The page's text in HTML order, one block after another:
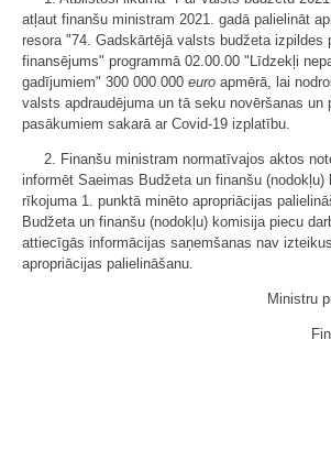
atļaut finanšu ministram 2021. gadā palielināt
resora "74. Gadskārtējā valsts budžeta izpildes
finansējums" programmā 02.00.00 "Līdzekļi
gadījumiem" 300 000 000 euro apmērā, lai
valsts apdraudējuma un tā seku novēršanas un
pasākumiem sakarā ar Covid-19 izplatību.
2. Finanšu ministram normatīvajos aktos
informēt Saeimas Budžeta un finanšu (nodokļu)
rīkojuma 1. punktā minēto apropriācijas
Budžeta un finanšu (nodokļu) komisija piecu
attiecīgās informācijas saņemšanas nav
apropriācijas palielināšanu.
Ministru